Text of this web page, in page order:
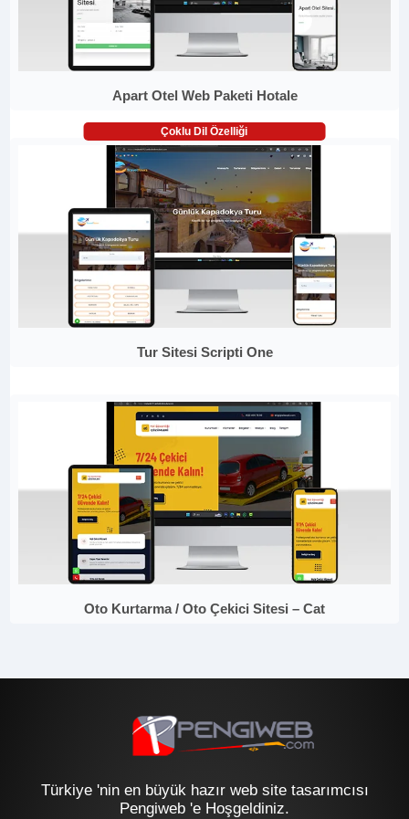
Apart Otel Web Paketi Hotale
Çoklu Dil Özelliği
Tur Sitesi Scripti One
Oto Kurtarma / Oto Çekici Sitesi – Cat
Türkiye 'nin en büyük hazır web site tasarımcısı
Pengiweb 'e Hoşgeldiniz.